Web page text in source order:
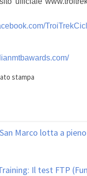
stampa
Marco lotta a
Il test FTP